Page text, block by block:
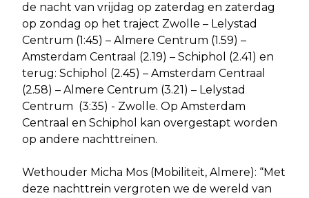
de nacht van vrijdag op zaterdag en zaterdag
op zondag op het traject Zwolle – Lelystad
Centrum (1:45) – Almere Centrum (1.59) –
Amsterdam Centraal (2.19) – Schiphol (2.41) en
terug: Schiphol (2.45) – Amsterdam Centraal
(2.58) – Almere Centrum (3.21) – Lelystad
Centrum (3:35) - Zwolle. Op Amsterdam
Centraal en Schiphol kan overgestapt worden
op andere nachttreinen.
Wethouder Micha Mos (Mobiliteit, Almere): “Met
deze nachttrein vergroten we de wereld van